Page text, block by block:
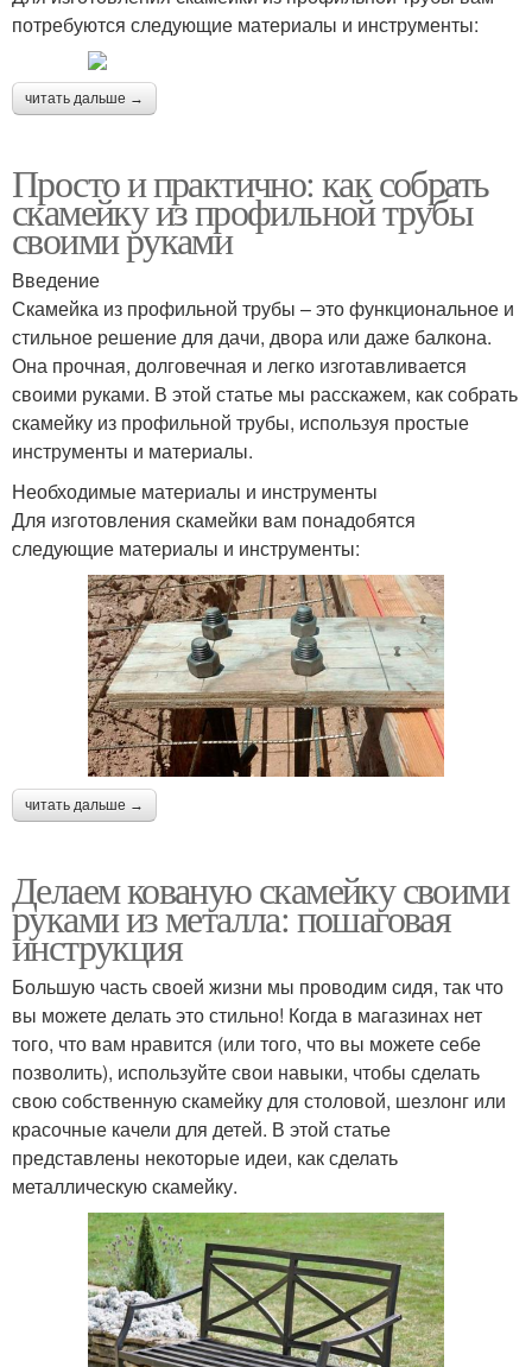
потребуются следующие материалы и инструменты:
читать дальше →
Просто и практично: как собрать
скамейку из профильной трубы
своими руками
Введение
Скамейка из профильной трубы – это функциональное и
стильное решение для дачи, двора или даже балкона.
Она прочная, долговечная и легко изготавливается
своими руками. В этой статье мы расскажем, как собрать
скамейку из профильной трубы, используя простые
инструменты и материалы.
Необходимые материалы и инструменты
Для изготовления скамейки вам понадобятся
следующие материалы и инструменты:
читать дальше →
Делаем кованую скамейку своими
руками из металла: пошаговая
инструкция
Большую часть своей жизни мы проводим сидя, так что
вы можете делать это стильно! Когда в магазинах нет
того, что вам нравится (или того, что вы можете себе
позволить), используйте свои навыки, чтобы сделать
свою собственную скамейку для столовой, шезлонг или
красочные качели для детей. В этой статье
представлены некоторые идеи, как сделать
металлическую скамейку.